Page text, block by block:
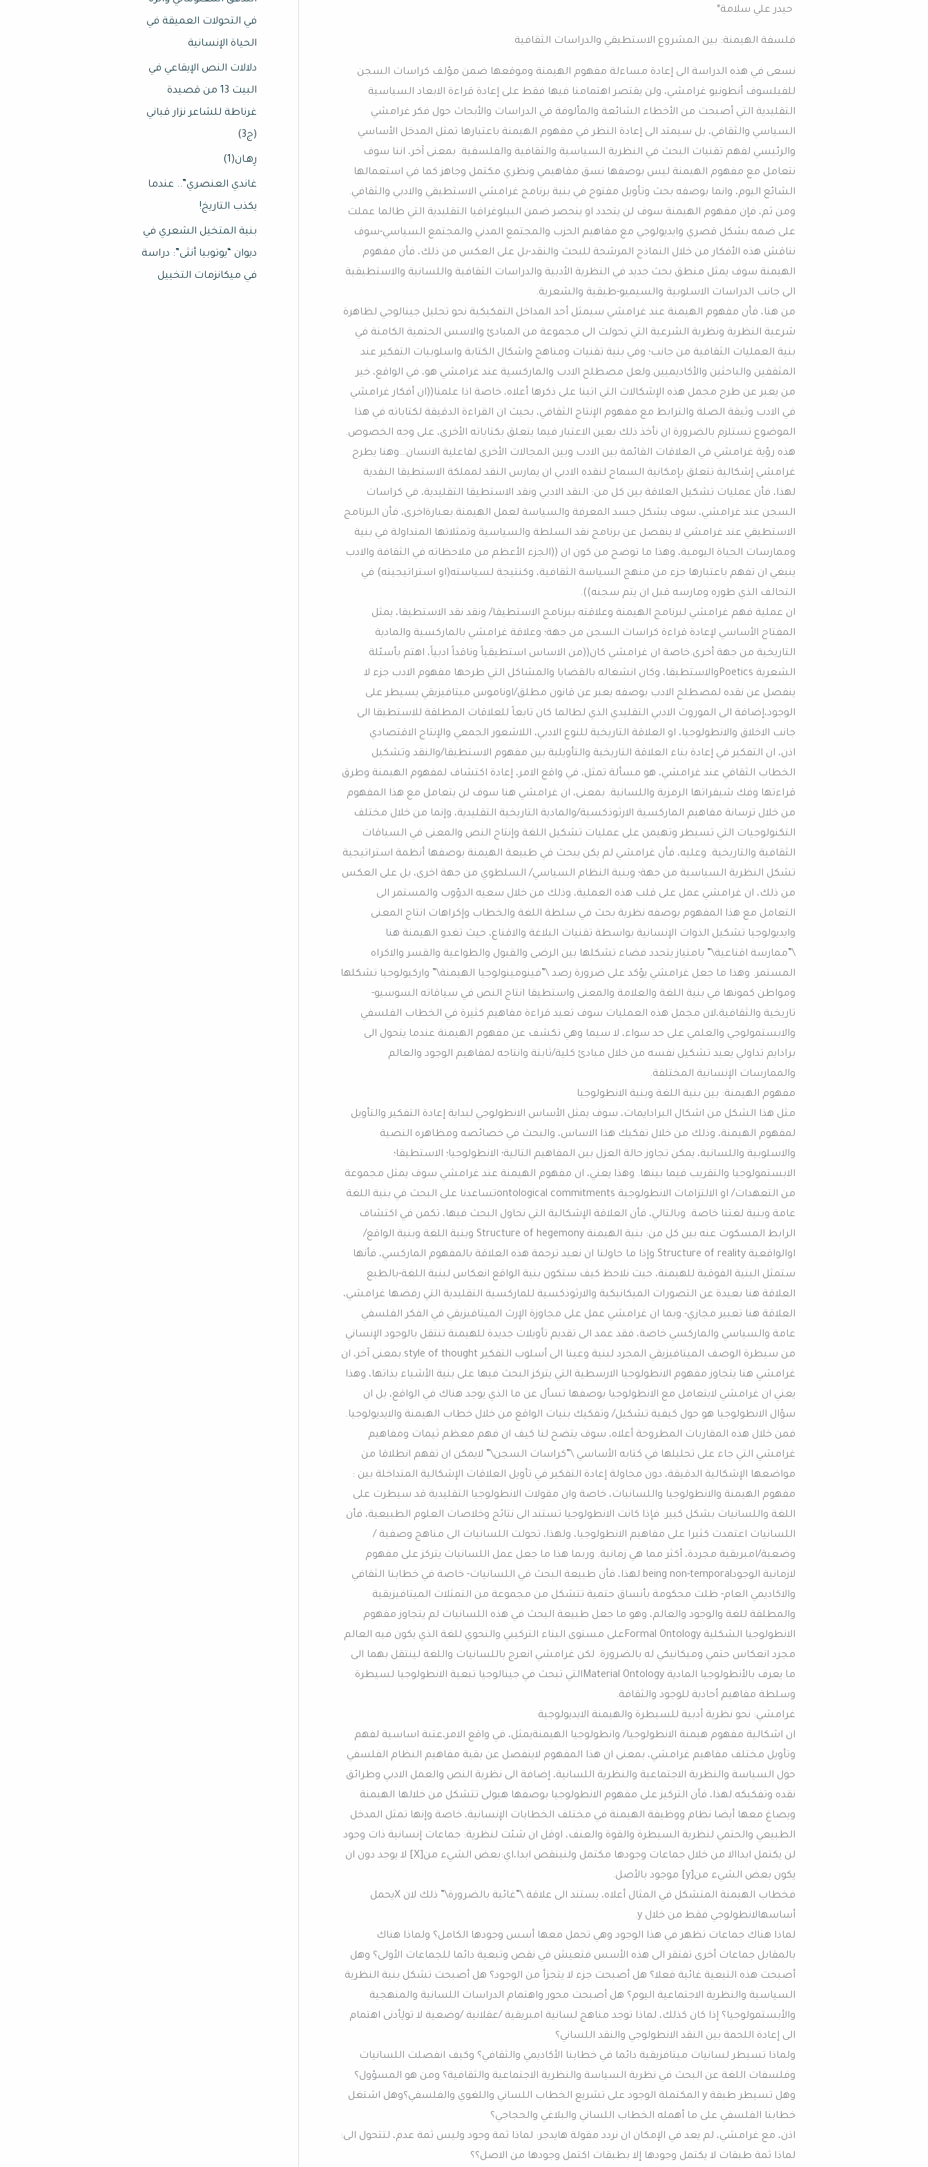
حيدر علي سلامة*
فلسفة الهيمنة: بين المشروع الاستطيقي والدراسات الثقافية
نسعى في هذه الدراسة الى إعادة مساءلة مفهوم الهيمنة وموقعها ضمن مؤلف كراسات السجن
للفيلسوف أنطونيو غرامشي، ولن يقتصر اهتمامنا فيها فقط على إعادة قراءة الابعاد السياسية
التقليدية التي أصبحت من الأخطاء الشائعة والمألوفة في الدراسات والأبحاث حول فكر غرامشي
السياسي والثقافي، بل سيمتد الى إعادة النظر في مفهوم الهيمنة باعتبارها تمثل المدخل الأساسي
والرئيسي لفهم تقنيات البحث في النظرية السياسية والثقافية والفلسفية. بمعنى آخر، اننا سوف
نتعامل مع مفهوم الهيمنة ليس بوصفها نسق مفاهيمي ونظري مكتمل وجاهز كما في استعمالها
الشائع اليوم، وانما بوصفه بحث وتأويل مفتوح في بنية برنامج غرامشي الاستطيقي والادبي والثقافي.
ومن ثم، فإن مفهوم الهيمنة سوف لن يتحدد او ينحصر ضمن البيلوغرافيا التقليدية التي طالما عملت
على ضمه بشكل قصري وايديولوجي مع مفاهيم الحزب والمجتمع المدني والمجتمع السياسي-سوف
نناقش هذه الأفكار من خلال النماذج المرشحة للبحث والنقد-بل على العكس من ذلك، فأن مفهوم
الهيمنة سوف يمثل منطق بحث جديد في النظرية الأدبية والدراسات الثقافية واللسانية والاستطيقية
الى جانب الدراسات الاسلوبية والسيميو-طيقية والشعرية.
من هنا، فأن مفهوم الهيمنة عند غرامشي سيمثل أحد المداخل التفكيكية نحو تحليل جينالوجي لظاهرة
شرعية النظرية ونظرية الشرعية التي تحولت الى مجموعة من المبادئ والاسس الحتمية الكامنة في
بنية العمليات الثقافية من جانب؛ وفي بنية تقنيات ومناهج واشكال الكتابة واسلوبيات التفكير عند
المثقفين والباحثين والأكاديميين.ولعل مصطلح الادب والماركسية عند غرامشي هو، في الواقع، خير
من يعبر عن طرح مجمل هذه الإشكالات التي اتينا على ذكرها أعلاه، خاصة اذا علمنا((ان أفكار غرامشي
في الادب وثيقة الصلة والترابط مع مفهوم الإنتاج الثقافي، بحيث ان القراءة الدقيقة لكتاباته في هذا
الموضوع تستلزم بالضرورة ان نأخذ ذلك بعين الاعتبار فيما يتعلق بكتاباته الأخرى، على وجه الخصوص.
هذه رؤية غرامشي في العلاقات القائمة بين الادب وبين المجالات الأخرى لفاعلية الانسان…وهنا يطرح
غرامشي إشكالية تتعلق بإمكانية السماح لنقده الادبي ان يمارس النقد لمملكة الاستطيقا النقدية
لهذا، فأن عمليات تشكيل العلاقة بين كل من: النقد الادبي ونقد الاستطيقا التقليدية، في كراسات
السجن عند غرامشي، سوف يشكل جسد المعرفة والسياسة لعمل الهيمنة.بعبارةاخرى، فأن البرنامج
الاستطيقي عند غرامشي لا ينفصل عن برنامج نقد السلطة والسياسية وتمثلاتها المتداولة في بنية
وممارسات الحياة اليومية، وهذا ما توضح من كون ان ((الجزء الأعظم من ملاحظاته في الثقافة والادب
ينبغي ان تفهم باعتبارها جزء من منهج السياسة الثقافية، وكنتيجة لسياسته(او استراتيجيته) في
التحالف الذي طوره ومارسه قبل ان يتم سجنه)).
ان عملية فهم غرامشي لبرنامج الهيمنة وعلاقته ببرنامج الاستطيقا/ ونقد نقد الاستطيقا، يمثل
المفتاح الأساسي لإعادة قراءة كراسات السجن من جهة؛ وعلاقة غرامشي بالماركسية والمادية
التاريخية من جهة أخرى.خاصة ان غرامشي كان((من الاساس استطيقياً وناقداً ادبياً، اهتم بأسئلة
الشعرية Poeticsوالاستطيقا، وكان انشغاله بالقضايا والمشاكل التي طرحها مفهوم الادب جزء لا
ينفصل عن نقده لمصطلح الادب بوصفه يعبر عن قانون مطلق/اوناموس ميتافيزيقي يسيطر على
الوجود،إضافة الى الموروث الادبي التقليدي الذي لطالما كان تابعاً للعلاقات المطلقة للاستطيقا الى
جانب الاخلاق والانطولوجيا، او العلاقة التاريخية للنوع الادبي، اللاشعور الجمعي والإنتاج الاقتصادي
اذن، ان التفكير في إعادة بناء العلاقة التاريخية والتأويلية بين مفهوم الاستطيقا/والنقد وتشكيل
الخطاب الثقافي عند غرامشي، هو مسألة تمثل، في واقع الامر، إعادة اكتشاف لمفهوم الهيمنة وطرق
قراءتها وفك شيفراتها الرمزية واللسانية. بمعنى، ان غرامشي هنا سوف لن يتعامل مع هذا المفهوم
من خلال ترسانة مفاهيم الماركسية الارثوذكسية/والمادية التاريخية التقليدية، وإنما من خلال مختلف
التكنولوجيات التي تسيطر وتهيمن على عمليات تشكيل اللغة وإنتاج النص والمعنى في السياقات
الثقافية والتاريخية. وعليه، فأن غرامشي لم يكن يبحث في طبيعة الهيمنة بوصفها أنظمة استراتيجية
تشكل النظرية السياسية من جهة؛ وبنية النظام السياسي/ السلطوي من جهة اخرى، بل على العكس
من ذلك، ان غرامشي عمل على قلب هذه العملية، وذلك من خلال سعيه الدؤوب والمستمر الى
التعامل مع هذا المفهوم بوصفه نظرية بحث في سلطة اللغة والخطاب وإكراهات انتاج المعنى
وايديولوجيا تشكيل الذوات الإنسانية بواسطة تقنيات البلاغة والاقناع، حيث تغدو الهيمنة هنا
\”ممارسة اقناعية\” بامتياز يتحدد فضاء تشكلها بين الرضى والقبول والطواعية والقسر والاكراه
المستمر. وهذا ما جعل غرامشي يؤكد على ضرورة رصد \”فينومينولوجيا الهيمنة\” واركيولوجيا تشكلها
ومواطن كمونها في بنية اللغة والعلامة والمعنى واستطيقا انتاج النص في سياقاته السوسيو-
تاريخية والثقافية،لان مجمل هذه العمليات سوف تعيد قراءة مفاهيم كثيرة في الخطاب الفلسفي
والابستمولوجي والعلمي على حد سواء، لا سيما وهي تكشف عن مفهوم الهيمنة عندما يتحول الى
برادايم تداولي يعيد تشكيل نفسه من خلال مبادئ كلية/ثابتة وانتاجه لمفاهيم الوجود والعالم
والممارسات الإنسانية المختلفة.
مفهوم الهيمنة: بين بنية اللغة وبنية الانطولوجيا
مثل هذا الشكل من اشكال البرادايمات، سوف يمثل الأساس الانطولوجي لبداية إعادة التفكير والتأويل
لمفهوم الهيمنة، وذلك من خلال تفكيك هذا الاساس، والبحث في خصائصه ومظاهره النصية
والاسلوبية واللسانية، يمكن تجاوز حالة العزل بين المفاهيم التالية؛ الانطولوجيا؛ الاستطيقا؛
الابستمولوجيا والتقريب فيما بينها. وهذا يعني، ان مفهوم الهيمنة عند غرامشي سوف يمثل مجموعة
من التعهدات/ او الالتزامات الانطولوجية ontological commitmentsتساعدنا على البحث في بنية اللغة
عامة وبنية لغتنا خاصة. وبالتالي، فأن العلاقة الإشكالية التي نحاول البحث فيها، تكمن في اكتشاف
الرابط المسكوت عنه بين كل من: بنية الهيمنة Structure of hegemony وبنية اللغة وبنية الواقع/
اوالواقعية Structure of reality.وإذا ما حاولنا ان نعيد ترجمة هذه العلاقة بالمفهوم الماركسي، فأنها
ستمثل البنية الفوقية للهيمنة، حيت نلاحظ كيف ستكون بنية الواقع انعكاس لبنية اللغة-بالطبع
العلاقة هنا بعيدة عن التصورات الميكانيكية والارثوذكسية للماركسية التقليدية التي رفضها غرامشي،
العلاقة هنا تعبير مجازي-.وبما ان غرامشي عمل على مجاوزة الإرث الميتافيزيقي في الفكر الفلسفي
عامة والسياسي والماركسي خاصة، فقد عمد الى تقديم تأويلات جديدة للهيمنة تنتقل بالوجود الإنساني
من سيطرة الوصف الميتافيزيقي المجرد لبنية وعينا الى أسلوب التفكير style of thought.بمعنى آخر، ان
غرامشي هنا يتجاوز مفهوم الانطولوجيا الارسطية التي يتركز البحث فيها على بنية الأشياء بذاتها، وهذا
يعني ان غرامشي لايتعامل مع الانطولوجيا بوصفها تسأل عن ما الذي يوجد هناك في الواقع، بل ان
سؤال الانطولوجيا هو حول كيفية تشكيل/ وتفكيك بنيات الواقع من خلال خطاب الهيمنة والايديولوجيا.
فمن خلال هذه المقاربات المطروحة أعلاه، سوف يتضح لنا كيف ان فهم معظم ثيمات ومفاهيم
غرامشي التي جاء على تحليلها في كتابه الأساسي \”كراسات السجن\” لايمكن ان تفهم انطلاقا من
مواضعها الإشكالية الدقيقة، دون محاولة إعادة التفكير في تأويل العلاقات الإشكالية المتداخلة بين :
مفهوم الهيمنة والانطولوجيا واللسانيات، خاصة وان مقولات الانطولوجيا التقليدية قد سيطرت على
اللغة واللسانيات بشكل كبير. فإذا كانت الانطولوجيا تستند الى نتائج وخلاصات العلوم الطبيعية، فأن
اللسانيات اعتمدت كثيرا على مفاهيم الانطولوجيا، ولهذا، تحولت اللسانيات الى مناهج وصفية /
وضعية/امبريقية مجردة، أكثر مما هي زمانية. وربما هذا ما جعل عمل اللسانيات يتركز على مفهوم
لازمانية الوجودbeing non-temporal.لهذا، فأن طبيعة البحث في اللسانيات- خاصة في خطابنا الثقافي
والاكاديمي العام- ظلت محكومة بأنساق حتمية تتشكل من مجموعة من التمثلات الميتافيزيقية
والمطلقة للغة والوجود والعالم، وهو ما جعل طبيعة البحث في هذه اللسانيات لم يتجاوز مفهوم
الانطولوجيا الشكلية Formal Ontologyعلى مستوى البناء التركيبي والنحوي للغة الذي يكون فيه العالم
مجرد انعكاس حتمي وميكانيكي له بالضرورة. لكن غرامشي انعرج باللسانيات واللغة لينتقل بهما الى
ما يعرف بالأنطولوجيا المادية Material Ontologyالتي تبحث في جينالوجيا تبعية الانطولوجيا لسيطرة
وسلطة مفاهيم أحادية للوجود والثقافة.
غرامشي: نحو نظرية أدبية للسيطرة والهيمنة الايديولوجية
ان اشكالية مفهوم هيمنة الانطولوجيا/ وانطولوجيا الهيمنةيمثل، في واقع الامر،عتبة اساسية لفهم
وتأويل مختلف مفاهيم غرامشي، بمعنى ان هذا المفهوم لاينفصل عن بقية مفاهيم النظام الفلسفي
حول السياسة والنظرية الاجتماعية والنظرية اللسانية، إضافة الى نظرية النص والعمل الادبي وطرائق
نقده وتفكيكه.لهذا، فأن التركيز على مفهوم الانطولوجيا بوصفها هيولى تتشكل من خلالها الهيمنة
ويصاغ معها أيضا نظام ووظيفة الهيمنة في مختلف الخطابات الإنسانية، خاصة وإنها تمثل المدخل
الطبيعي والحتمي لنظرية السيطرة والقوة والعنف، اوقل ان شئت لنظرية: جماعات إنسانية ذات وجود
لن يكتمل ابداالا من خلال جماعات وجودها مكتمل ولنينقص ابدا،اي:بعض الشيء من[X] لا يوجد دون ان
يكون بعض الشيء من[y] موجود بالأصل.
فخطاب الهيمنة المتشكل في المثال أعلاه، يستند الى علاقة \”غائية بالضرورة\” ذلك لان Xيحمل
أساسهالانطولوجي فقط من خلال y.
لماذا هناك جماعات تظهر في هذا الوجود وهي تحمل معها أسس وجودها الكامل؟ ولماذا هناك
بالمقابل جماعات أخرى تفتقر الى هذه الأسس فتعيش في نقص وتبعية دائما للجماعات الأولى؟ وهل
أصبحت هذه التبعية غائية فعلا؟ هل أصبحت جزء لا يتجزأ من الوجود؟ هل أصبحت تشكل بنية النظرية
السياسية والنظرية الاجتماعية اليوم؟ هل أصبحت محور واهتمام الدراسات اللسانية والمنهجية
والأبستمولوجيا؟ إذا كان كذلك، لماذا توجد مناهج لسانية امبريقية /عقلانية /وضعية لا تولِأدنى اهتمام
الى إعادة اللحمة بين النقد الانطولوجي والنقد اللساني؟
ولماذا تسيطر لسانيات ميتافزيقية دائما في خطابنا الأكاديمي والثقافي؟ وكيف انفصلت اللسانيات
وفلسفات اللغة عن البحث في نظرية السياسة والنظرية الاجتماعية والثقافية؟ ومن هو المسؤول؟
وهل تسيطر طبقة y المكتملة الوجود على تشريع الخطاب اللساني واللغوي والفلسفي؟وهل اشتغل
خطابنا الفلسفي على ما أهمله الخطاب اللساني والبلاغي والحجاجي؟
اذن، مع غرامشي، لم يعد في الإمكان ان نردد مقولة هايدجر: لماذا ثمة وجود وليس ثمة عدم، لتتحول الى:
لماذا ثمة طبقات لا يكتمل وجودها إلا بطبقات اكتمل وجودها من الاصل؟؟
في التحولات العميقة في
الحياة الإنسانية
دلالات النص الإيقاعي في
البيت 13 من قصيدة
غرناطة للشاعر نزار قباني
(ج3)
رِهـان(1)
غاندي العنصري”.. عندما
يكذب التاريخ!
بنية المتخيل الشعري في
ديوان “يوتوبيا أنثى”: دراسة
في ميكانزمات التخييل